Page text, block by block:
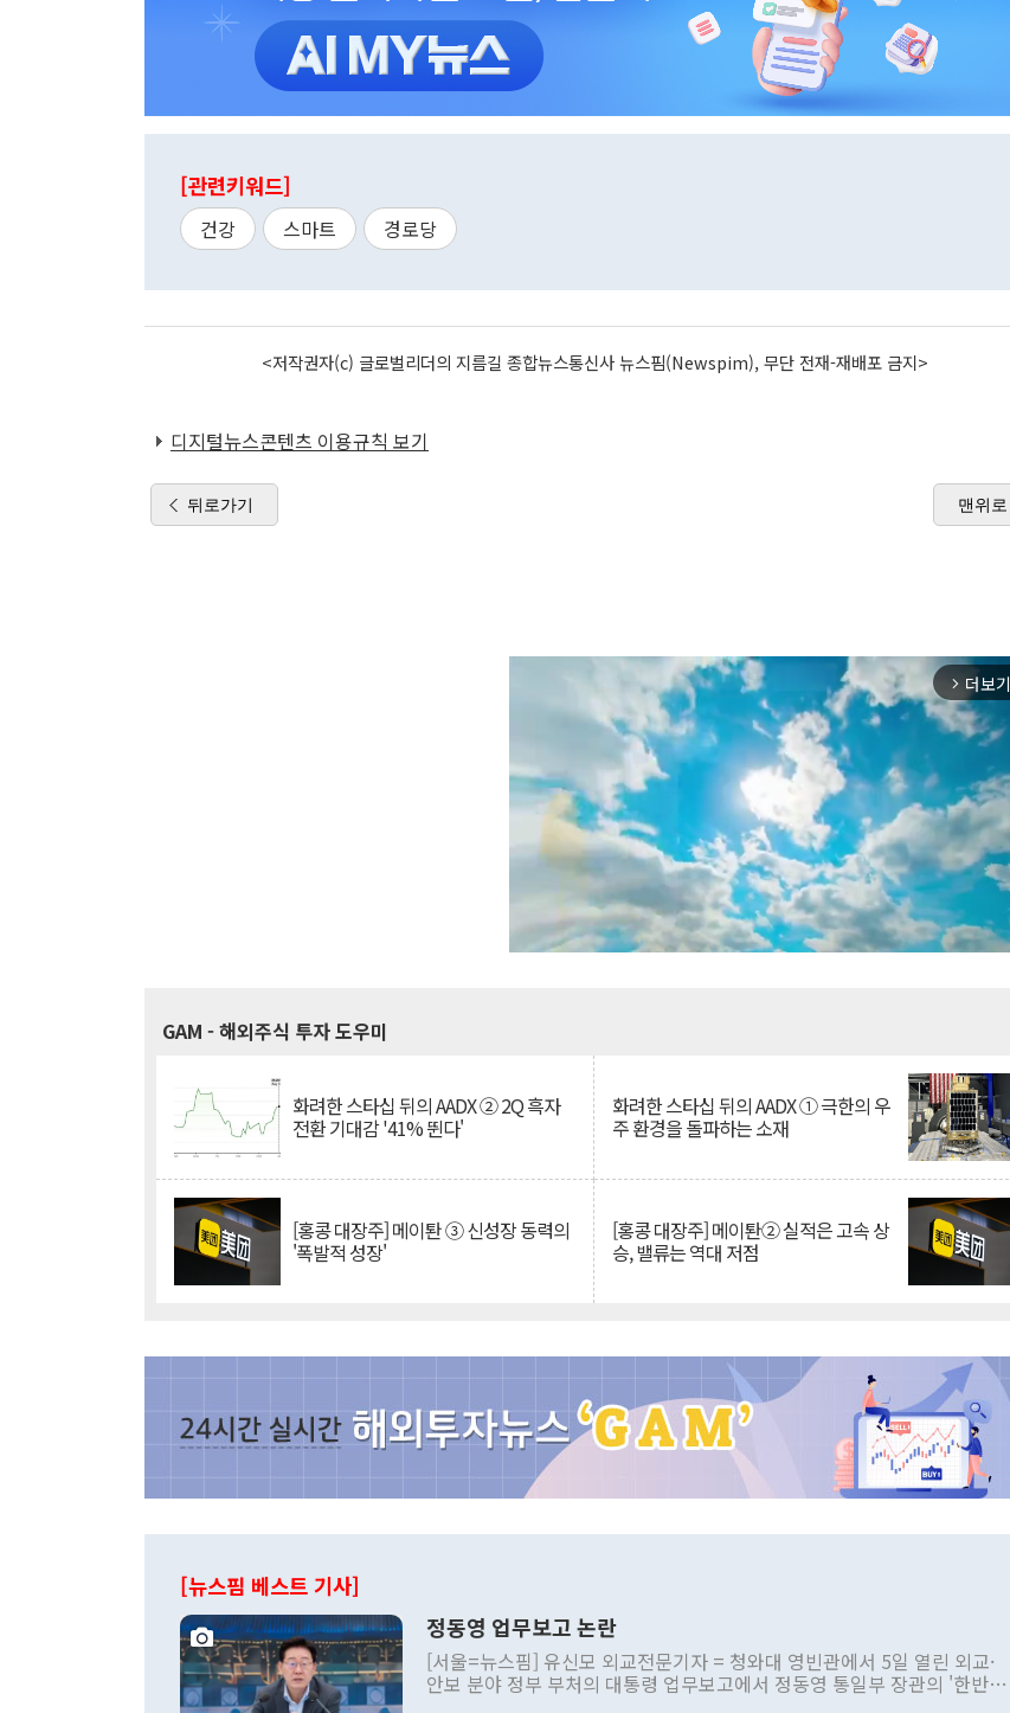
[관련키워드]
건강 스마트 경로당
<저작권자(c) 글로벌리더의 지름길 종합뉴스통신사 뉴스핌(Newspim), 무단 전재-재배포 금지>
디지털뉴스콘텐츠 이용규칙 보기
뒤로가기 맨위로
arrow_forward_ios 더보기
GAM - 해외주식 투자 도우미
화려한 스타십 뒤의 AADX ② 2Q 흑자
전환 기대감 '41% 뛴다'
화려한 스타십 뒤의 AADX ① 극한의 우
주 환경을 돌파하는 소재
[홍콩 대장주] 메이퇀 ③ 신성장 동력의
'폭발적 성장'
[홍콩 대장주] 메이퇀② 실적은 고속 상
승, 밸류는 역대 저점
[뉴스핌 베스트 기사]
정동영 업무보고 논란
[서울=뉴스핌] 유신모 외교전문기자 = 청와대 영빈관에서 5일 열린 외교·
안보 분야 정부 부처의 대통령 업무보고에서 정동영 통일부 장관의 '한반도